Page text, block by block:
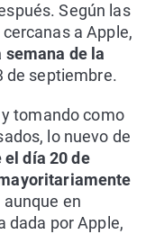
Según las
a Apple,
de la
de septiembre.
tomando como
lo nuevo de
el día 20 de
aunque en
dada por Apple,